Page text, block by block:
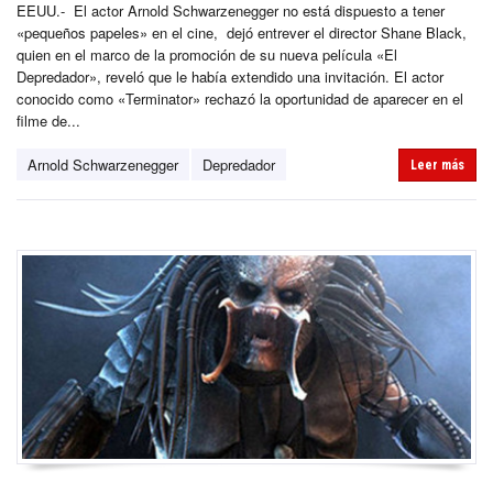
EEUU.- El actor Arnold Schwarzenegger no está dispuesto a tener
«pequeños papeles» en el cine, dejó entrever el director Shane Black,
quien en el marco de la promoción de su nueva película «El
Depredador», reveló que le había extendido una invitación. El actor
conocido como «Terminator» rechazó la oportunidad de aparecer en el
filme de...
Arnold Schwarzenegger Depredador Leer más